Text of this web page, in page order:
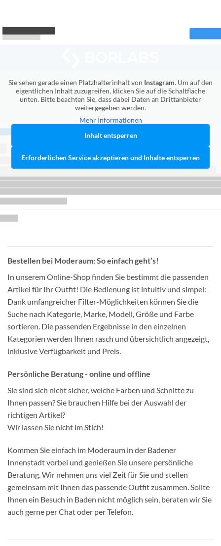
Sie sehen gerade einen Platzhalterinhalt von Instagram. Um auf den
eigentlichen Inhalt zuzugreifen, klicken Sie auf die Schaltfläche
unten. Bitte beachten Sie, dass dabei Daten an Drittanbieter
weitergegeben werden.
Mehr Informationen
Inhalt entsperren
Erforderlichen Service akzeptieren und Inhalte entsperren
Bestellen bei Moderaum: So einfach geht’s!
In unserem Online-Shop finden Sie bestimmt die passenden
Artikel für Ihr Outfit! Die Bedienung ist intuitiv und simpel:
Dank umfangreicher Filter-Möglichkeiten können Sie die
Suche nach Kategorie, Marke, Modell, Größe und Farbe
sortieren. Die passenden Ergebnisse in den einzelnen
Kategorien werden Ihnen rasch und übersichtlich angezeigt,
inklusive Verfügbarkeit und Preis.
Persönliche Beratung - online und offline
Sie sind sich nicht sicher, welche Farben und Schnitte zu
Ihnen passen? Sie brauchen Hilfe bei der Auswahl der
richtigen Artikel?
Wir lassen Sie nicht im Stich!
Kommen Sie einfach im Moderaum in der Badener
Innenstadt vorbei und genießen Sie unsere persönliche
Beratung. Wir nehmen uns viel Zeit für Sie und stellen
gemeinsam mit Ihnen das passende Outfit zusammen. Sollte
Ihnen ein Besuch in Baden nicht möglich sein, beraten wir Sie
auch gerne per Chat oder per Telefon.